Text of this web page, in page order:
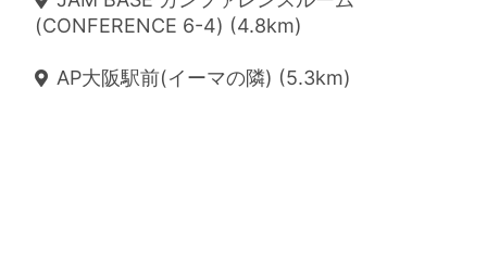
(CONFERENCE 6-4) (4.8km)
AP大阪駅前(イーマの隣) (5.3km)